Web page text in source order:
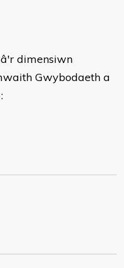
dimensiwn
Gwybodaeth a